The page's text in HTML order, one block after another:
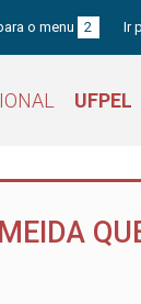
o menu 2 Ir
UFPEL